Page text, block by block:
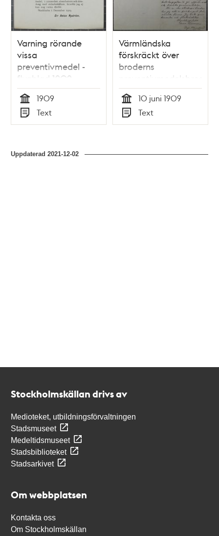
Varning rörande
vissa
preventivmedel -
flygblad 1909
Tid
1909
Typ
Text
Värmländska
förskräckt över
broderns
Tid
10 juni 1909
Typ
Text
Uppdaterad2021-12-02
Stockholmskällan drivs av
Medioteket, utbildningsförvaltningen
Stadsmuseet
Medeltidsmuseet
Stadsbiblioteket
Stadsarkivet
Om webbplatsen
Kontakta oss
Om Stockholmskällan